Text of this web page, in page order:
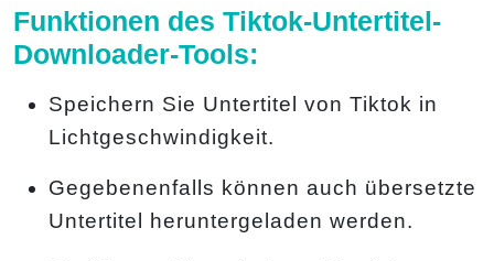
Funktionen des Tiktok-Untertitel-
Downloader-Tools:
Speichern Sie Untertitel von Tiktok in
Lichtgeschwindigkeit.
Gegebenenfalls können auch übersetzte
Untertitel heruntergeladen werden.